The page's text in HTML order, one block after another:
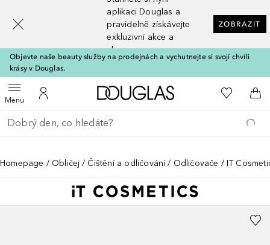
aplikaci Douglas a
pravidelně získávejte
exkluzivní akce a
slevy
ZOBRAZIT
Objevte naše beauty služby na prodejnách a vychutnejte si svojí chvíli
krásy v Douglas.
MenuOtevřít menuK mému účtu
Domů K mému
Do
Vraťte se
Proveďte vyhledávání
Homepage Obličej Čištění a odličování Odličovače IT
[navigation.slideout.screenreader]